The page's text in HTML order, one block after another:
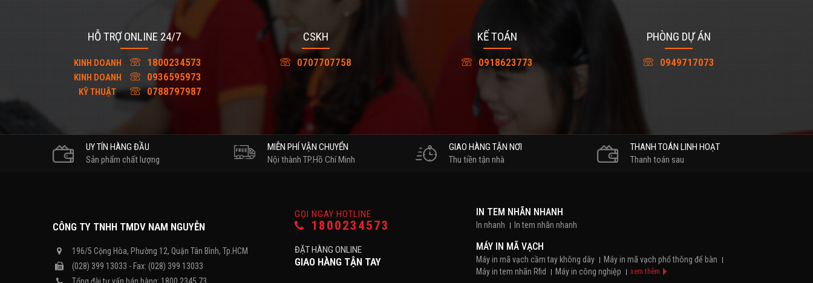
HỖ TRỢ ONLINE 24/7
KINH DOANH 1800234573
KINH DOANH 0936595973
KỸ THUẬT 0788797987
CSKH
0707707758
KẾ TOÁN
0918623773
PHÒNG DỰ ÁN
0949717073
UY TÍN HÀNG ĐẦU
Sản phẩm chất lượng
MIỄN PHÍ VẬN CHUYỂN
Nội thành TP.Hồ Chí Minh
GIAO HÀNG TẬN NƠI
Thu tiền tận nhà
THANH TOÁN LINH HOẠT
Thanh toán sau
CÔNG TY TNHH TMDV NAM NGUYỄN
196/5 Cộng Hòa, Phường 12, Quận Tân Bình, Tp.HCM
(028) 399 13033 - Fax: (028) 399 13033
GỌI NGAY HOTLINE
1800234573
ĐẶT HÀNG ONLINE
GIAO HÀNG TẬN TAY
IN TEM NHÃN NHANH
In nhanh In tem nhãn nhanh
MÁY IN MÃ VẠCH
Máy in mã vạch cầm tay không dây
Máy in mã vạch phổ thông để bàn
Máy in tem nhãn Rfid
Máy in công nghiệp xem thêm